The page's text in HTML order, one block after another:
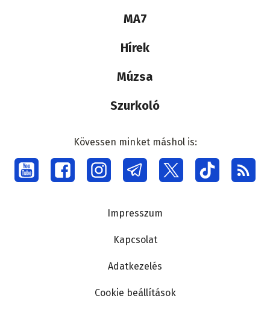
Lábléc
médiacsalád
MA7
Hírek
Múzsa
Szurkoló
Social
menu
Kövessen minket máshol is:
Impresszum
Kapcsolat
Adatkezelés
Cookie beállítások